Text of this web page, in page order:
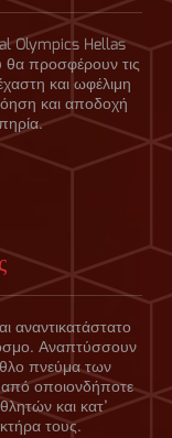
Olympics Hellas
θα προσφέρουν τις
και ωφέλιμη
και αποδοχή
αναντικατάστατο
Αναπτύσσουν
πνεύμα των
οποιονδήποτε
και κατ’
τους.